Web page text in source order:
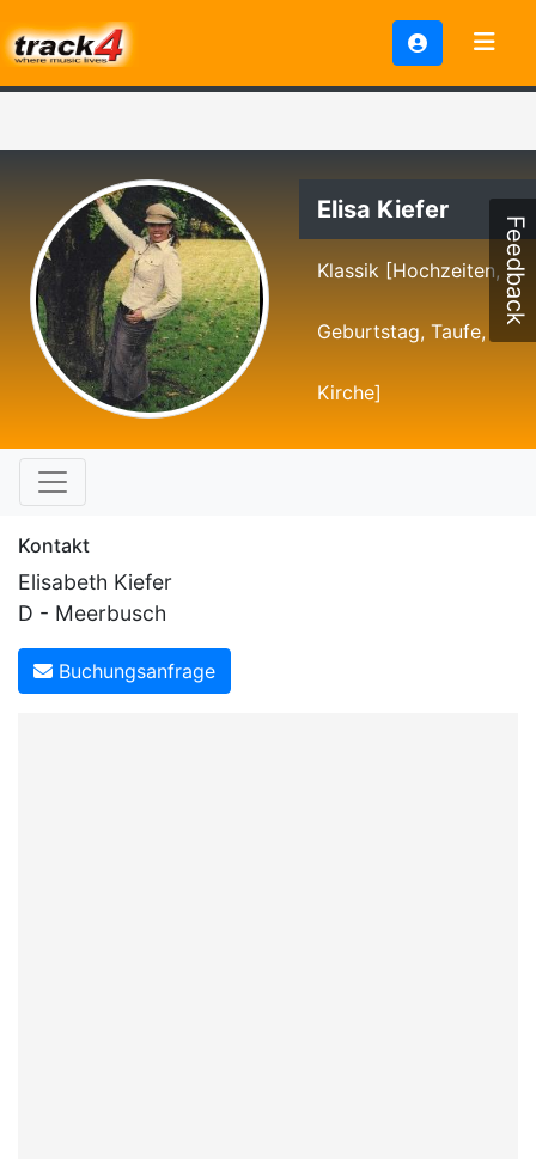
Elisa Kiefer
Klassik [Hochzeiten,
Geburtstag, Taufe,
Kirche]
Kontakt
Elisabeth Kiefer
D - Meerbusch
Buchungsanfrage
Feedback